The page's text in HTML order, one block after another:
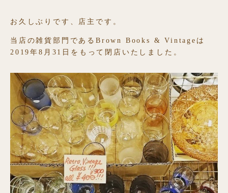
お久しぶりです、店主です。
当店の雑貨部門であるBrown Books & Vintageは
2019年8月31日をもって閉店いたしました。